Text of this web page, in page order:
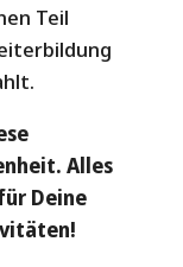
Teil
Alles
Deine